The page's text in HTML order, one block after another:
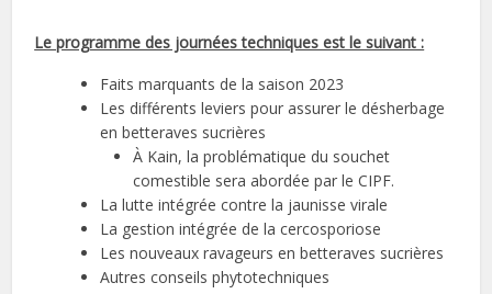
Le programme des journées techniques est le suivant :
Faits marquants de la saison 2023
Les différents leviers pour assurer le désherbage
en betteraves sucrières
À Kain, la problématique du souchet
comestible sera abordée par le CIPF.
La lutte intégrée contre la jaunisse virale
La gestion intégrée de la cercosporiose
Les nouveaux ravageurs en betteraves sucrières
Autres conseils phytotechniques